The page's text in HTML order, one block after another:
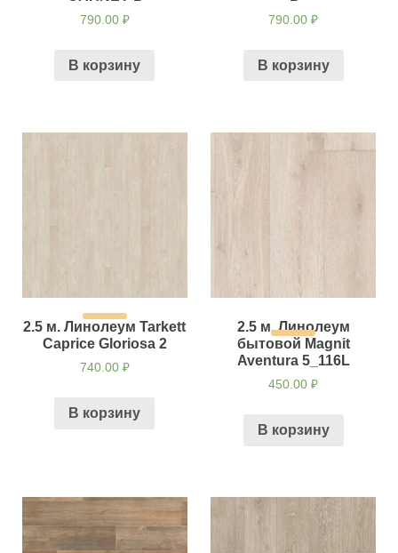
790.00 ₽
В корзину
790.00₽
В корзину
2.5 м. Линолеум Tarkett
Caprice Gloriosa 2
740.00 ₽
В корзину
2.5 м. Линолеум
бытовой Magnit
Aventura 5_116L
450.00₽
В корзину